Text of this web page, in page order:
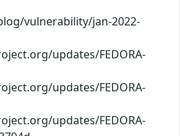
vulnerability/jan-2022-
updates/FEDORA-
updates/FEDORA-
updates/FEDORA-